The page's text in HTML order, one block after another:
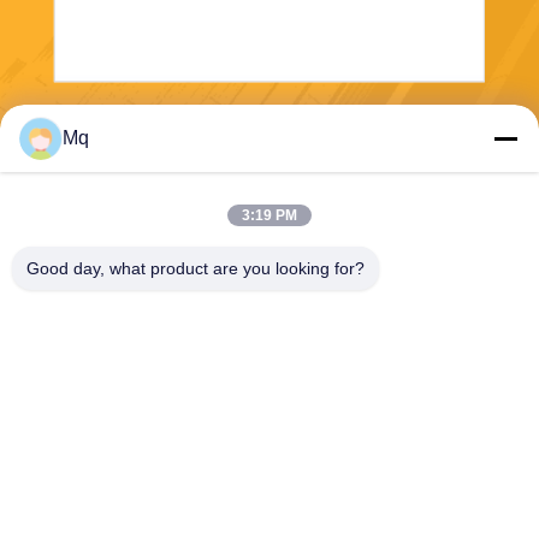
Mq
3:19 PM
Good day, what product are you looking for?